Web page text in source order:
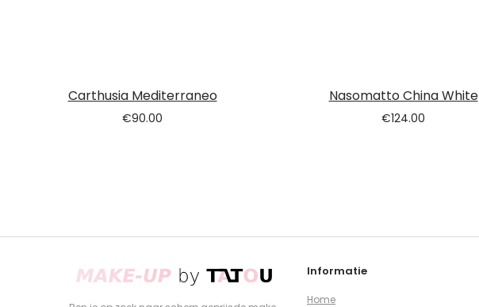
Carthusia Mediterraneo
€90.00
Nasomatto China White
€124.00
Informatie
Home